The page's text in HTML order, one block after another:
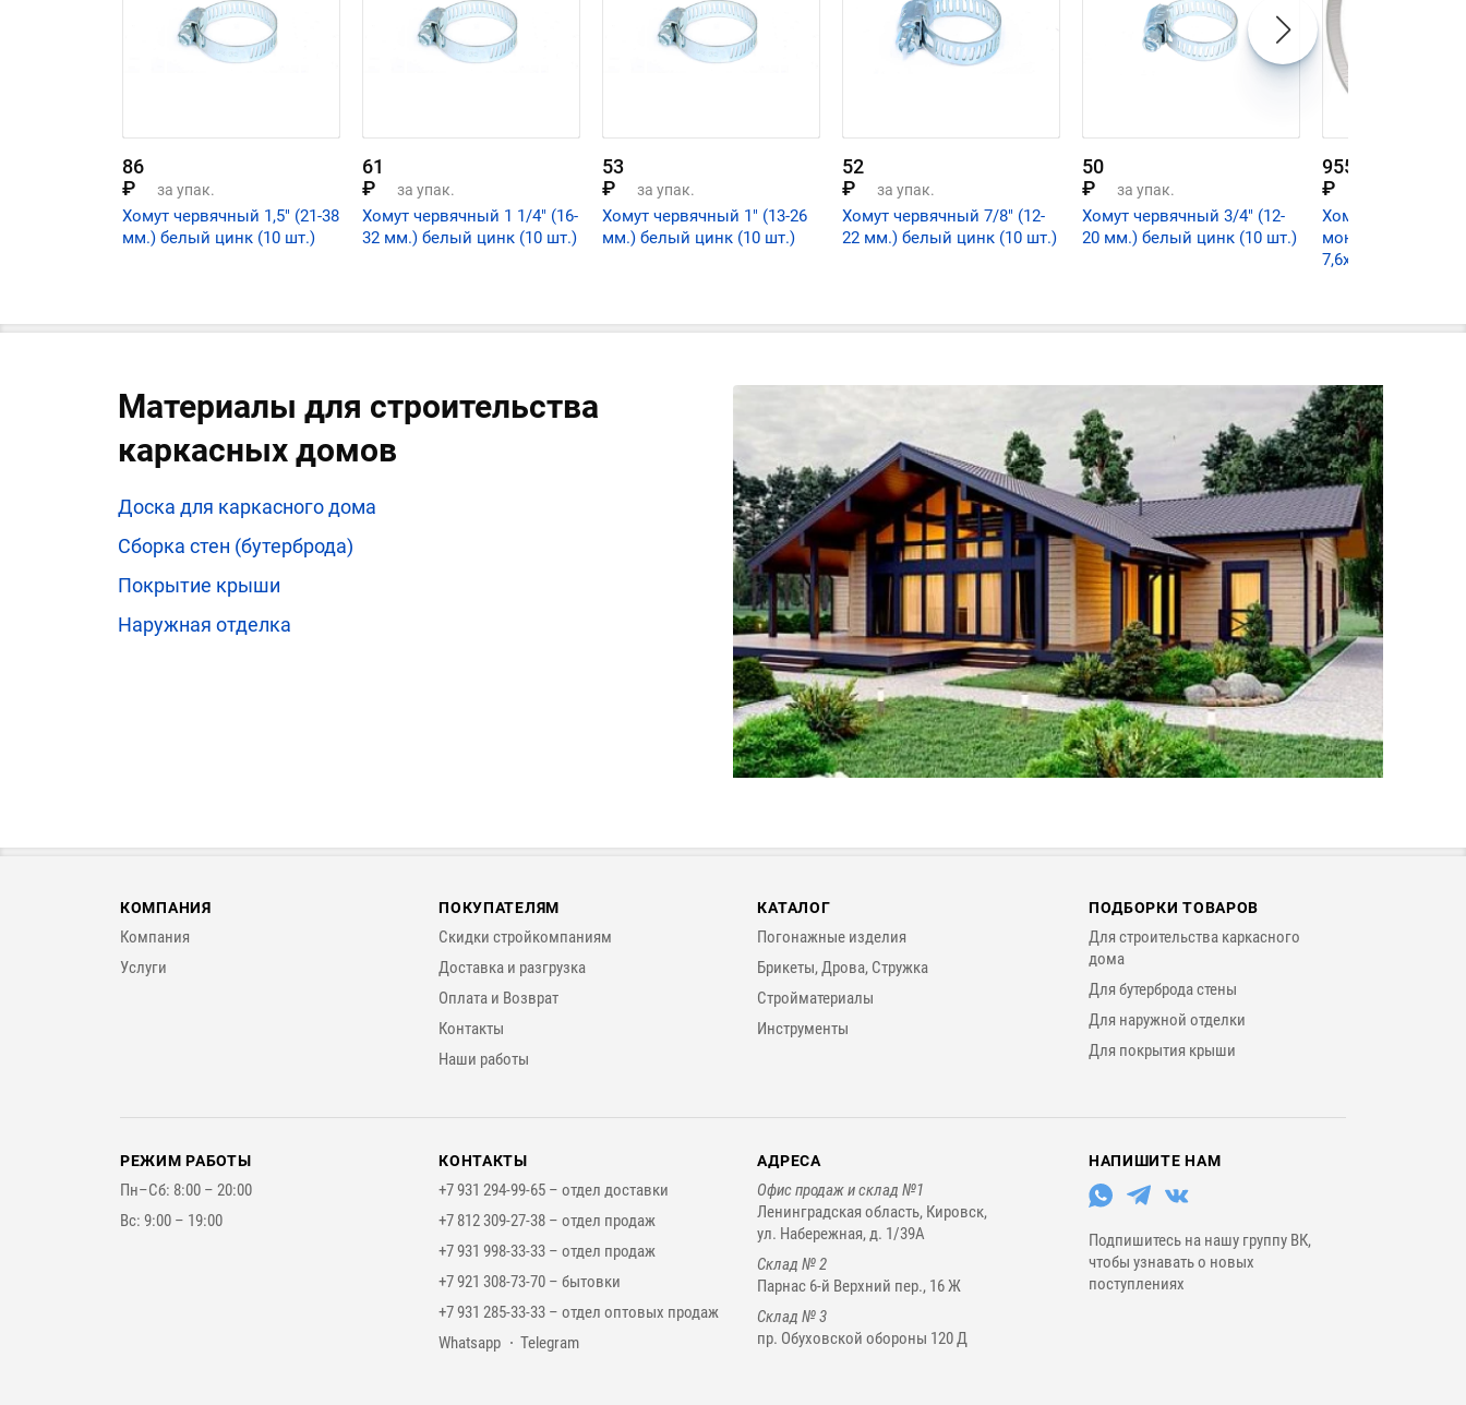
86
₽
за упак.
Хомут червячный 1,5" (21-38
мм.) белый цинк (10 шт.)
61
₽
за упак.
Хомут червячный 1 1/4" (16-
32 мм.) белый цинк (10 шт.)
53
₽
за упак.
Хомут червячный 1" (13-26
мм.) белый цинк (10 шт.)
52
₽
за упак.
Хомут червячный 7/8" (12-
22 мм.) белый цинк (10 шт.)
50
₽
за упак.
Хомут червячный 3/4" (12-
20 мм.) белый цинк (10 шт.)
955
₽
Хомут стяжной с
монтажным
7,6х380 мм (100шт)
Материалы для строительства
каркасных домов
Доска для каркасного дома
Сборка стен (бутерброда)
Покрытие крыши
Наружная отделка
КОМПАНИЯ
Компания
Услуги
ПОКУПАТЕЛЯМ
Скидки стройкомпаниям
Доставка и разгрузка
Оплата и Возврат
Контакты
Наши работы
КАТАЛОГ
Погонажные изделия
Брикеты, Дрова, Стружка
Стройматериалы
Инструменты
ПОДБОРКИ ТОВАРОВ
Для строительства каркасного
дома
Для бутерброда стены
Для наружной отделки
Для покрытия крыши
РЕЖИМ РАБОТЫ
Пн–Сб: 8:00 – 20:00
Вс: 9:00 – 19:00
КОНТАКТЫ
+7 931 294-99-65 –отдел доставки
+7 812 309-27-38 –отдел продаж
+7 931 998-33-33 –отдел продаж
+7 921 308-73-70 –бытовки
+7 931 285-33-33 –отдел оптовых продаж
Мессенджеры
Whatsapp Telegram
АДРЕСА
Офис продаж и склад №1
Ленинградская область, Кировск,
ул. Набережная, д. 1/39А
Склад № 2
Парнас 6-й Верхний пер., 16 Ж
Склад № 3
пр. Обуховской обороны 120 Д
НАПИШИТЕ НАМ
Подпишитесь на нашу группу ВК,
чтобы узнавать о новых
поступлениях